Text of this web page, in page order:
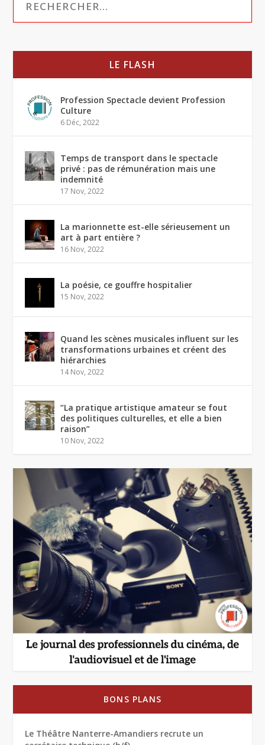
LE FLASH
Profession Spectacle devient Profession
Culture
6 Déc, 2022
Temps de transport dans le spectacle
privé : pas de rémunération mais une
indemnité
17 Nov, 2022
La marionnette est-elle sérieusement un
art à part entière ?
16 Nov, 2022
La poésie, ce gouffre hospitalier
15 Nov, 2022
Quand les scènes musicales influent sur les
transformations urbaines et créent des
hiérarchies
14 Nov, 2022
“La pratique artistique amateur se fout
des politiques culturelles, et elle a bien
raison”
10 Nov, 2022
BONS PLANS
Le Théâtre Nanterre-Amandiers recrute un